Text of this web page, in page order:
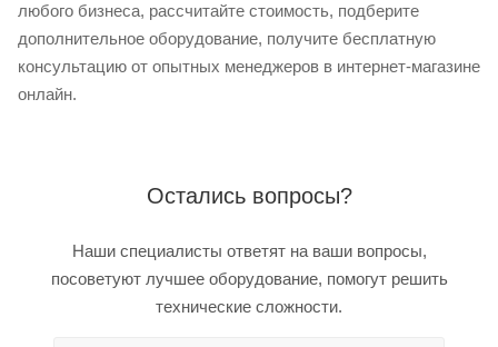
любого бизнеса, рассчитайте стоимость, подберите
дополнительное оборудование, получите бесплатную
консультацию от опытных менеджеров в интернет-магазине
онлайн.
Остались вопросы?
Наши специалисты ответят на ваши вопросы,
посоветуют лучшее оборудование, помогут решить
технические сложности.